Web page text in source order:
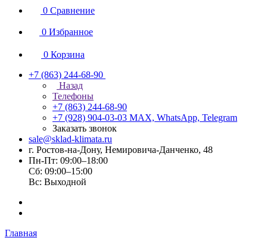
0 Сравнение
0 Избранное
0 Корзина
+7 (863) 244-68-90
Назад
Телефоны
+7 (863) 244-68-90
+7 (928) 904-03-03 MAX, WhatsApp, Telegram
Заказать звонок
sale@sklad-klimata.ru
г. Ростов-на-Дону, Немировича-Данченко, 48
Пн-Пт: 09:00–18:00
Сб: 09:00–15:00
Вс: Выходной
Главная